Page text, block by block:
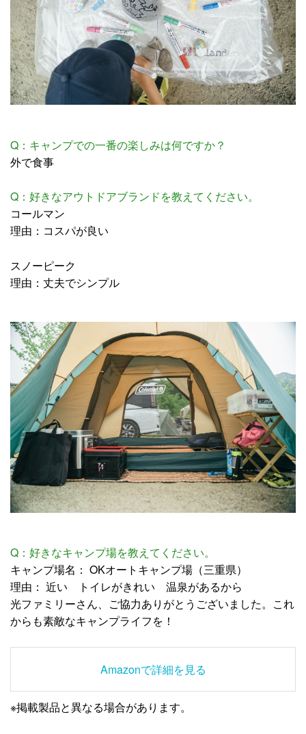
Q：キャンプでの一番の楽しみは何ですか？
外で食事
Q：好きなアウトドアブランドを教えてください。
コールマン
理由：コスパが良い
スノーピーク
理由：丈夫でシンプル
Q：好きなキャンプ場を教えてください。
キャンプ場名： OKオートキャンプ場（三重県）
理由： 近い トイレがきれい 温泉があるから
光ファミリーさん、ご協力ありがとうございました。これ
からも素敵なキャンプライフを！
Amazonで詳細を見る
※掲載製品と異なる場合があります。